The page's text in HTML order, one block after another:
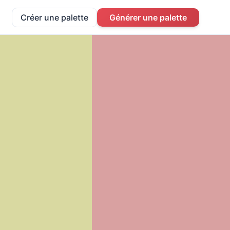
Créer une palette Générer une palette